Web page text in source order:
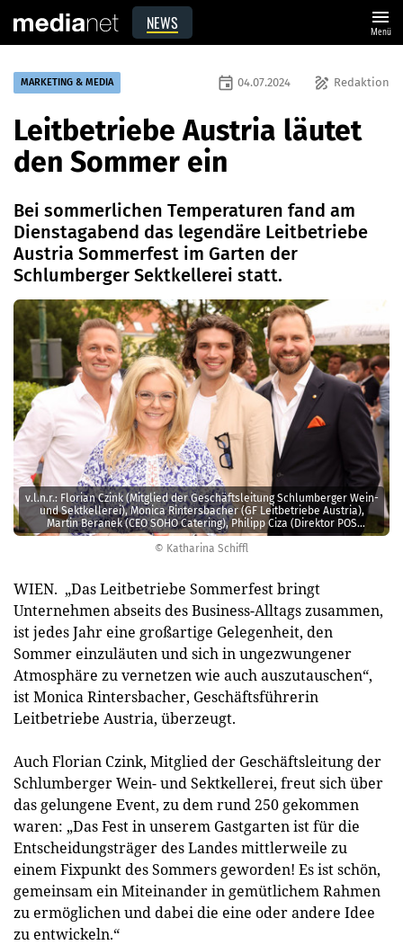
NEWS menu
Menü
© Katharina Schiffl
v.l.n.r.: Florian Czink (Mitglied der Geschäftsleitung Schlumberger Wein-
und Sektkellerei), Monica Rintersbacher (GF Leitbetriebe Austria),
Martin Beranek (CEO SOHO Catering), Philipp Ciza (Direktor POS
Services easystaff human & resources)
MARKETING & MEDIA draw Redaktion
event 04.07.2024
Leitbetriebe Austria läutet
den Sommer ein
Bei sommerlichen Temperaturen fand am
Dienstagabend das legendäre Leitbetriebe
Austria Sommerfest im Garten der
Schlumberger Sektkellerei statt.
WIEN. „Das Leitbetriebe Sommerfest bringt
Unternehmen abseits des Business-Alltags zusammen,
ist jedes Jahr eine großartige Gelegenheit, den
Sommer einzuläuten und sich in ungezwungener
Atmosphäre zu vernetzen wie auch auszutauschen“,
ist Monica Rintersbacher, Geschäftsführerin
Leitbetriebe Austria, überzeugt.
Auch Florian Czink, Mitglied der Geschäftsleitung der
Schlumberger Wein- und Sektkellerei, freut sich über
das gelungene Event, zu dem rund 250 gekommen
waren: „Das Fest in unserem Gastgarten ist für die
Entscheidungsträger des Landes mittlerweile zu
einem Fixpunkt des Sommers geworden! Es ist schön,
gemeinsam ein Miteinander in gemütlichem Rahmen
zu ermöglichen und dabei die eine oder andere Idee
zu entwickeln.“